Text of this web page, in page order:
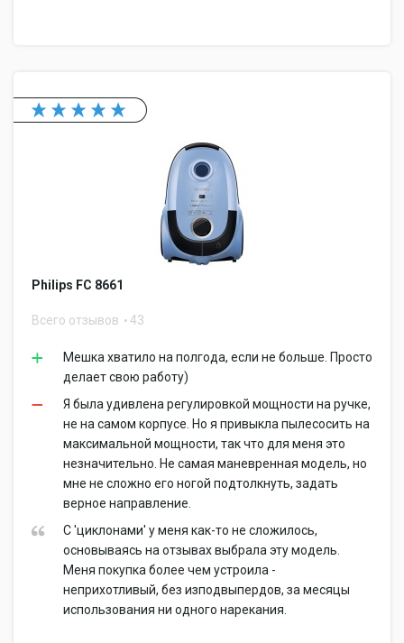
Philips FC 8661
Всего отзывов 43
Мешка хватило на полгода, если не больше. Просто
делает свою работу)
Я была удивлена регулировкой мощности на ручке,
не на самом корпусе. Но я привыкла пылесосить на
максимальной мощности, так что для меня это
незначительно. Не самая маневренная модель, но
мне не сложно его ногой подтолкнуть, задать
верное направление.
С 'циклонами' у меня как-то не сложилось,
основываясь на отзывах выбрала эту модель.
Меня покупка более чем устроила -
неприхотливый, без изподвыпердов, за месяцы
использования ни одного нарекания.